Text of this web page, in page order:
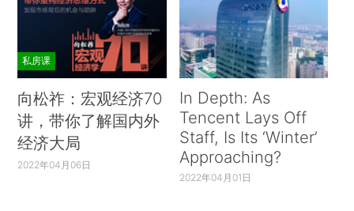
私房课
向松祚：宏观经济70
讲，带你了解国内外
经济大局
2022年04月06日
In Depth: As
Tencent Lays Off
Staff, Is Its ‘Winter’
Approaching?
2022年04月01日